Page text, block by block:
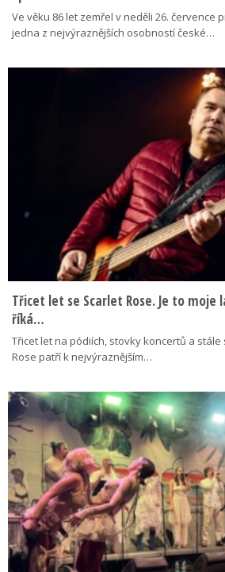
Ve věku 86 let zemřel v neděli 26. července
jedna z nejvýraznějších osobností české…
Třicet let se Scarlet Rose. Je to moje
říká…
Třicet let na pódiích, stovky koncertů a
Rose patří k nejvýraznějším…